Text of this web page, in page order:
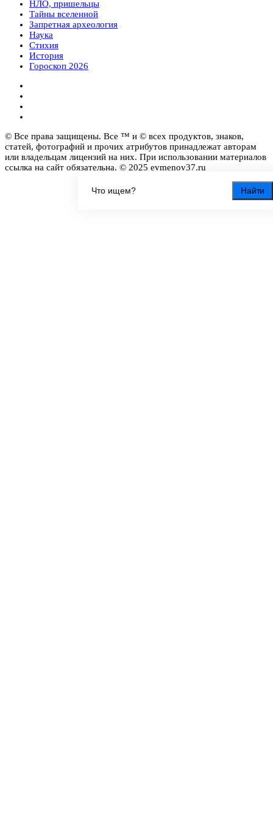
Найти
НЛО, пришельцы
Тайны вселенной
Запретная археология
Наука
Стихия
История
Гороскоп 2026
© Все права защищены. Все ™ и © всех продуктов, знаков,
статей, фотографий и прочих атрибутов принадлежат авторам
или владельцам лицензий на них. При использовании материалов
ссылка на сайт обязательна. © 2025 evmenov37.ru